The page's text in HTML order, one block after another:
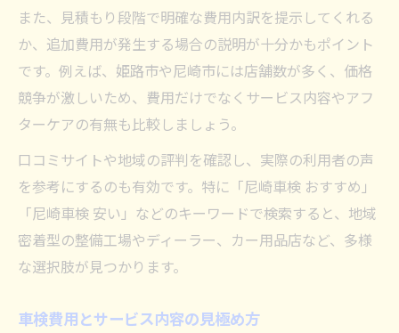
また、見積もり段階で明確な費用内訳を提示してくれる
か、追加費用が発生する場合の説明が十分かもポイント
です。例えば、姫路市や尼崎市には店舗数が多く、価格
競争が激しいため、費用だけでなくサービス内容やアフ
ターケアの有無も比較しましょう。
口コミサイトや地域の評判を確認し、実際の利用者の声
を参考にするのも有効です。特に「尼崎車検 おすすめ」
「尼崎車検 安い」などのキーワードで検索すると、地域
密着型の整備工場やディーラー、カー用品店など、多様
な選択肢が見つかります。
車検費用とサービス内容の見極め方